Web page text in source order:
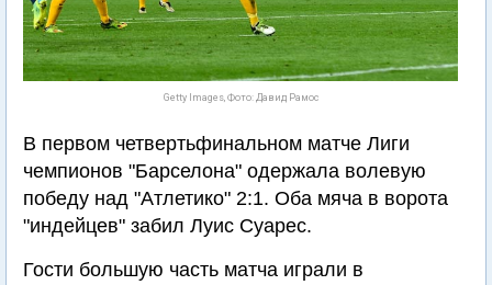
Getty Images, Фото: Давид Рамос
В первом четвертьфинальном матче Лиги
чемпионов "Барселона" одержала волевую
победу над "Атлетико" 2:1. Оба мяча в ворота
"индейцев" забил Луис Суарес.
Гости большую часть матча играли в